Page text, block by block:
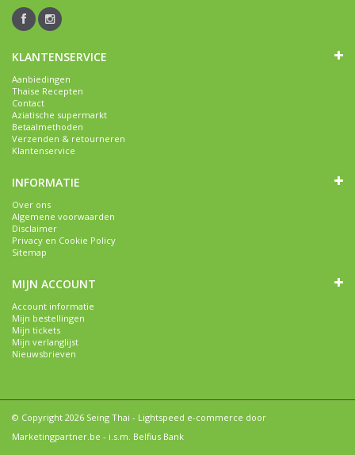
KLANTENSERVICE
Aanbiedingen
Thaise Recepten
Contact
Aziatische supermarkt
Betaalmethoden
Verzenden & retourneren
Klantenservice
INFORMATIE
Over ons
Algemene voorwaarden
Disclaimer
Privacy en Cookie Policy
Sitemap
MIJN ACCOUNT
Account informatie
Mijn bestellingen
Mijn tickets
Mijn verlanglijst
Nieuwsbrieven
© Copyright 2026 Seing Thai - Lightspeed e-commerce door
Marketingpartner.be - i.s.m. Belfius Bank